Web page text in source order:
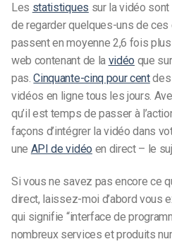
Les statistiques sur la vidéo
de regarder quelques-uns de
passent en moyenne 2,6 fois
web contenant de la vidéo que
pas.Cinquante-cinq pour centdes
vidéos en ligne tous les jours.
qu’il est temps de passer à
façons d’intégrer la vidéo dans
une API de vidéo en direct – le
Si vous ne savez pas encore ce
direct, laissez-moi d’abord vous
qui signifie “interface de
nombreux services et produits